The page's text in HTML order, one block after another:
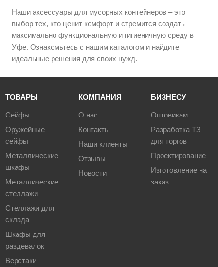
Наши аксессуары для мусорных контейнеров – это
выбор тех, кто ценит комфорт и стремится создать
максимально функциональную и гигиеничную среду в
Уфе. Ознакомьтесь с нашим каталогом и найдите
идеальные решения для своих нужд.
ТОВАРЫ
Сейфы
Оружейные
сейфы
Металлические
шкафы
Металлические
стеллажи
Стеллажи для
склада
Шкафы для
раздевалок
Верстаки
КОМПАНИЯ
О нас
Контакты
Наши клиенты
Отзывы
Новости
БИЗНЕСУ
Оптовикам
Разработка ТЗ
для торгов
Проектирование
Изготовление на
заказ